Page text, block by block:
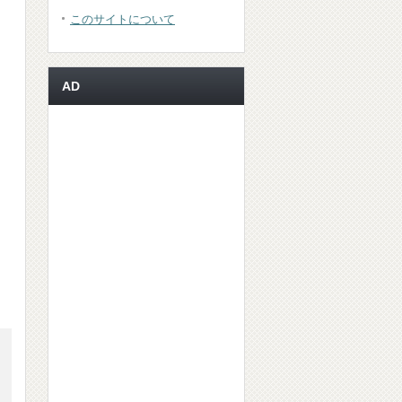
このサイトについて
AD